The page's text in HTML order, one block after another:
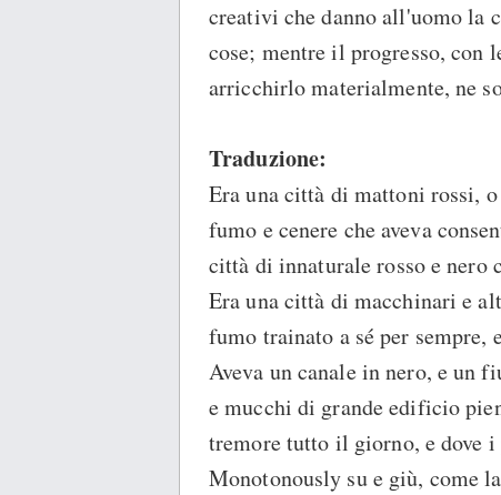
creativi che danno all'uomo la
cose; mentre il progresso, con
arricchirlo materialmente, ne
Traduzione:
Era una città di mattoni rossi,
fumo e cenere che aveva
città di innaturale rosso e nero
Era una città di macchinari e
fumo trainato a sé per sempre,
Aveva un canale in nero, e un
e mucchi di grande edificio
tremore tutto il giorno, e dove
Monotonously su e giù, come